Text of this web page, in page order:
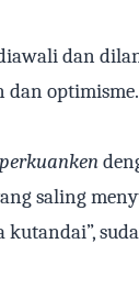
dan
optimisme.
saling
kutandai”,